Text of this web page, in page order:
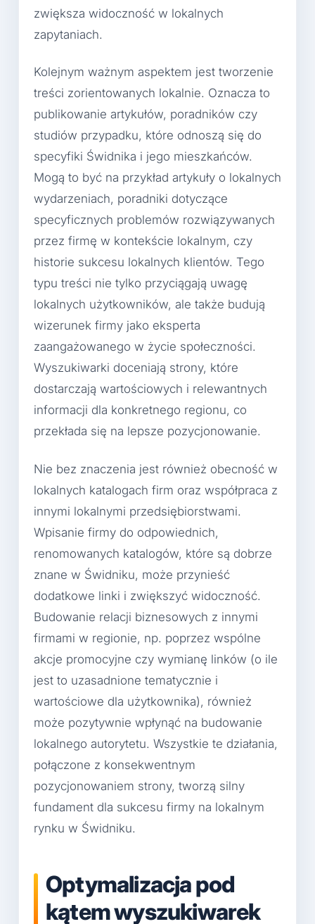
zwiększa widoczność w lokalnych
zapytaniach.
Kolejnym ważnym aspektem jest tworzenie
treści zorientowanych lokalnie. Oznacza to
publikowanie artykułów, poradników czy
studiów przypadku, które odnoszą się do
specyfiki Świdnika i jego mieszkańców.
Mogą to być na przykład artykuły o lokalnych
wydarzeniach, poradniki dotyczące
specyficznych problemów rozwiązywanych
przez firmę w kontekście lokalnym, czy
historie sukcesu lokalnych klientów. Tego
typu treści nie tylko przyciągają uwagę
lokalnych użytkowników, ale także budują
wizerunek firmy jako eksperta
zaangażowanego w życie społeczności.
Wyszukiwarki doceniają strony, które
dostarczają wartościowych i relewantnych
informacji dla konkretnego regionu, co
przekłada się na lepsze pozycjonowanie.
Nie bez znaczenia jest również obecność w
lokalnych katalogach firm oraz współpraca z
innymi lokalnymi przedsiębiorstwami.
Wpisanie firmy do odpowiednich,
renomowanych katalogów, które są dobrze
znane w Świdniku, może przynieść
dodatkowe linki i zwiększyć widoczność.
Budowanie relacji biznesowych z innymi
firmami w regionie, np. poprzez wspólne
akcje promocyjne czy wymianę linków (o ile
jest to uzasadnione tematycznie i
wartościowe dla użytkownika), również
może pozytywnie wpłynąć na budowanie
lokalnego autorytetu. Wszystkie te działania,
połączone z konsekwentnym
pozycjonowaniem strony, tworzą silny
fundament dla sukcesu firmy na lokalnym
rynku w Świdniku.
Optymalizacja pod
kątem wyszukiwarek